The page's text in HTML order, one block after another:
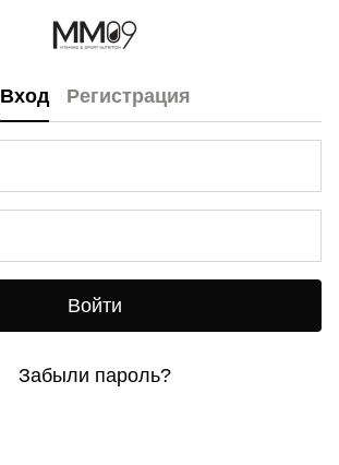
Вход Регистрация
Войти
Забыли пароль?